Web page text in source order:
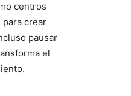
centros
crear
pausar
el